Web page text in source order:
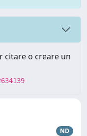
citare o creare un
ND